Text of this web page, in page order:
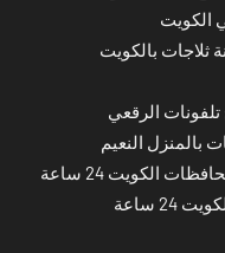
الكويت
ثلاجات بالكويت
الرقعي
بالمنزل النعيم
الكويت 24 ساعة
ساعة